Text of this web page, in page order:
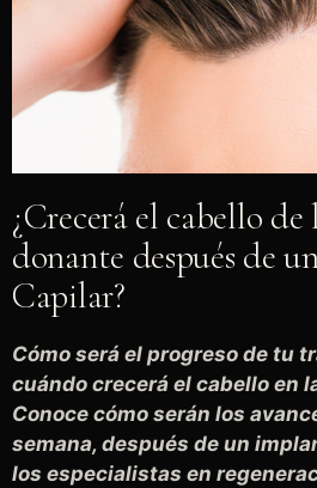
¿Crecerá el cabello de
donante después de
Capilar?
Cómo será el progreso de tu
cuándo crecerá el cabello en
Conoce cómo serán los
semana, después de un
los especialistas en